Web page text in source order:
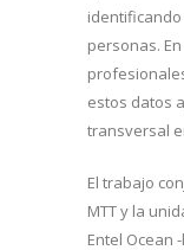
personas.
estos datos
transversal
El trabajo
MTT y la
Entel Ocean